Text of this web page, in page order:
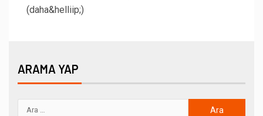
(daha&helliip;)
ARAMA YAP